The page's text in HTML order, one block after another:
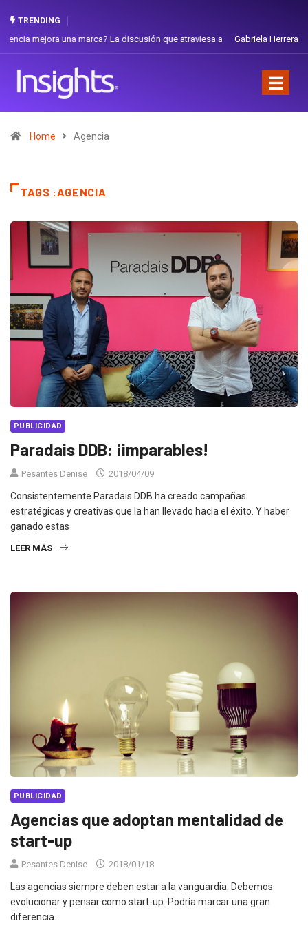
TRENDING
Gabriela Herrera y el arte de cambiarse el sombrero en Corporación
Home Agencia
TAGS :AGENCIA
PUBLICIDAD
Paradais DDB: ¡imparables!
Pesantes Denise 2018/04/09
Consistentemente Paradais DDB ha creado campañas
estratégicas y creativas que la han llevado hacia el éxito. Y haber
ganado estas
LEER MÁS
PUBLICIDAD
Agencias que adoptan mentalidad de
start-up
Pesantes Denise 2018/01/18
Las agencias siempre deben estar a la vanguardia. Debemos
evolucionar y pensar como start-up. Podría marcar una gran
diferencia.